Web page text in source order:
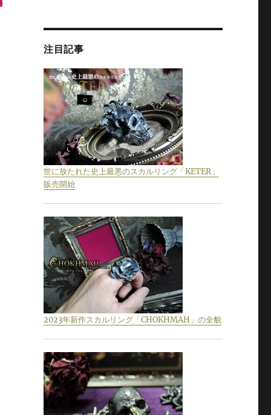
公式ウェブサイトリニューアル” の
注目記事
世に放たれた史上最悪のスカルリング「KETER」
販売開始
2023年新作スカルリング「CHOKHMAH」の全貌